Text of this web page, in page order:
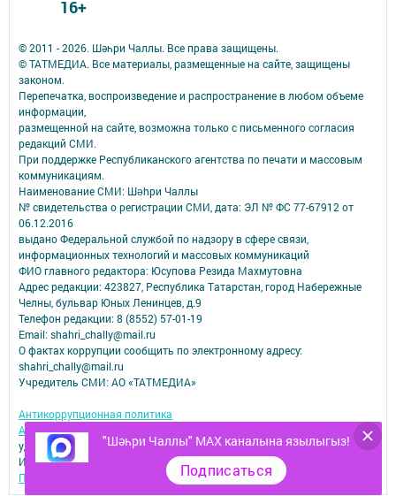
"Шәһри Чаллы" MAX каналына язылыгыз!
Подписаться
© 2011 - 2026. Шәһри Чаллы. Все права защищены.
© ТАТМЕДИА. Все материалы, размещенные на сайте, защищены
законом.
Перепечатка, воспроизведение и распространение в любом объеме
информации,
размещенной на сайте, возможна только с письменного согласия
редакций СМИ.
При поддержке Республиканского агентства по печати и массовым
коммуникациям.
Наименование СМИ: Шəhри Чаллы
№ свидетельства о регистрации СМИ, дата: ЭЛ № ФС 77-67912 от
06.12.2016
выдано Федеральной службой по надзору в сфере связи,
информационных технологий и массовых коммуникаций
ФИО главного редактора: Юсупова Резида Махмутовна
Адрес редакции: 423827, Республика Татарстан, город Набережные
Челны, бульвар Юных Ленинцев, д.9
Телефон редакции: 8 (8552) 57-01-19
Email: shahri_chally@mail.ru
О фактах коррупции сообщить по электронному адресу:
shahri_chally@mail.ru
Учредитель СМИ: АО «ТАТМЕДИА»
Антикоррупционная политика
АО «ТАТМЕДИА» использует «cookie»
для персонализации сервисов и
удобства пользователей сайтом.
Использование «cookie» можно отменить в настройках браузера.
Политика конфиденциальности
16+